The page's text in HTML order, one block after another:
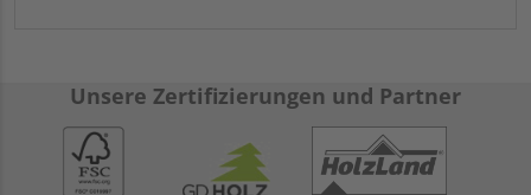
Unsere Zertifizierungen und Partner